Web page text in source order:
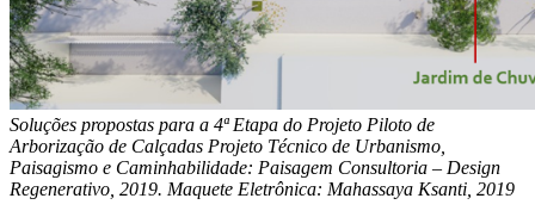
Soluções propostas para a 4ª Etapa do Projeto Piloto de
Arborização de Calçadas Projeto Técnico de Urbanismo,
Paisagismo e Caminhabilidade: Paisagem Consultoria – Design
Regenerativo, 2019. Maquete Eletrônica: Mahassaya Ksanti, 2019